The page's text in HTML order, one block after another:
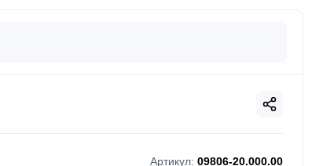
Артикул: 09806-20.000.00